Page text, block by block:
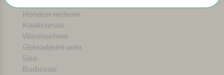
Honden welkom
Kookcursus
Wasmachine
Oplaadpunt auto
Spa
Barbecue